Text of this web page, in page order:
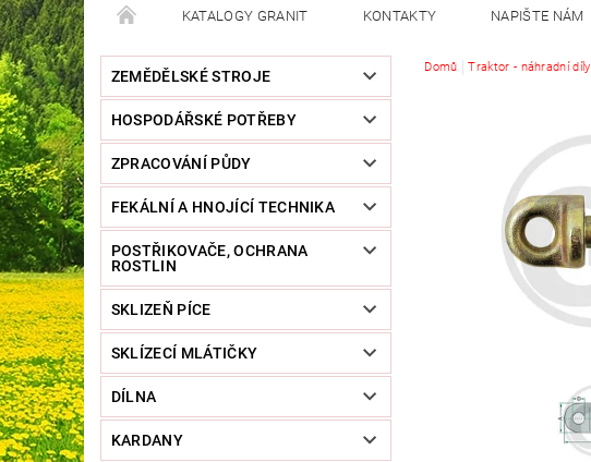
KATALOGY GRANIT KONTAKTY NAPIŠTE NÁM
ZEMĚDĚLSKÉ STROJE
HOSPODÁŘSKÉ POTŘEBY
ZPRACOVÁNÍ PŮDY
FEKÁLNÍ A HNOJÍCÍ TECHNIKA
POSTŘIKOVAČE, OCHRANA
ROSTLIN
SKLIZEŇ PÍCE
SKLÍZECÍ MLÁTIČKY
DÍLNA
KARDANY
Domů Traktor - náhradní díly